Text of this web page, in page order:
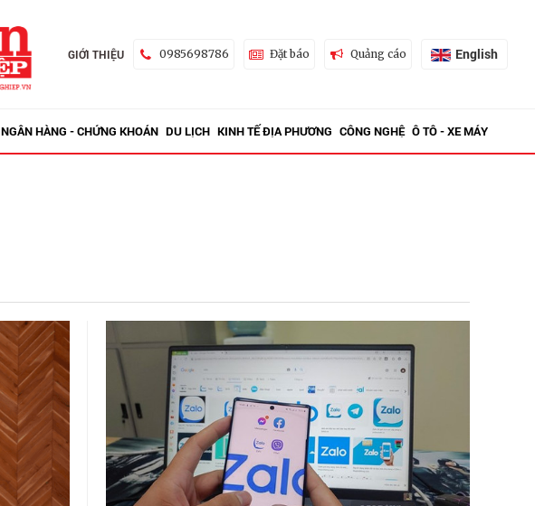
GIỚI THIỆU 0985698786 Đặt báo Quảng cáo English
NGÂN HÀNG - CHỨNG KHOÁN DU LỊCH KINH TẾ ĐỊA PHƯƠNG CÔNG NGHỆ Ô TÔ - XE MÁY